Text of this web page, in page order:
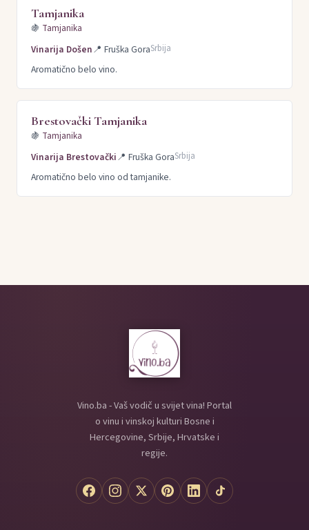
Tamjanika
🍇 Tamjanika
Vinarija Došen📍 Fruška GoraSrbija
Aromatično belo vino.
Brestovački Tamjanika
🍇 Tamjanika
Vinarija Brestovački📍 Fruška GoraSrbija
Aromatično belo vino od tamjanike.
Vino.ba - Vaš vodič u svijet vina! Portal
o vinu i vinskoj kulturi Bosne i
Hercegovine, Srbije, Hrvatske i
regije.